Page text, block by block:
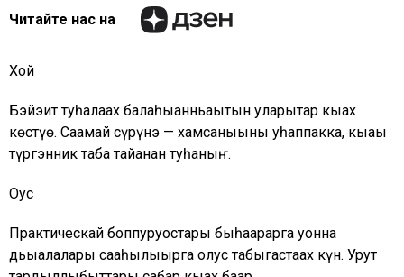
Читайте нас на
Хой
Бэйэҕит туһалаах балаһыанньаҕытын уларытар кыах
көстүө. Саамай сүрүнэ — хамсаныыны уһаппакка, кыаҕы
түргэнник таба тайанан туһаныҥ.
Оҕус
Практическай боппуруостары быһаарарга уонна
дьыалалары сааһылыырга олус табыгастаах күн. Урут